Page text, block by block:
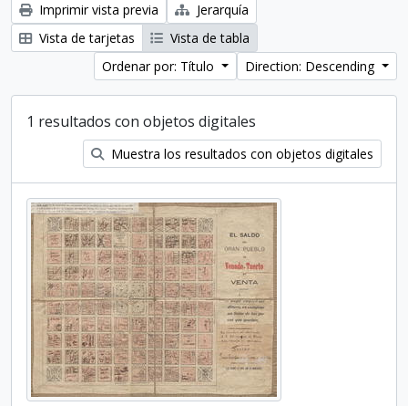
Imprimir vista previa
Jerarquía
Vista de tarjetas
Vista de tabla
Ordenar por: Título
Direction: Descending
1 resultados con objetos digitales
Muestra los resultados con objetos digitales